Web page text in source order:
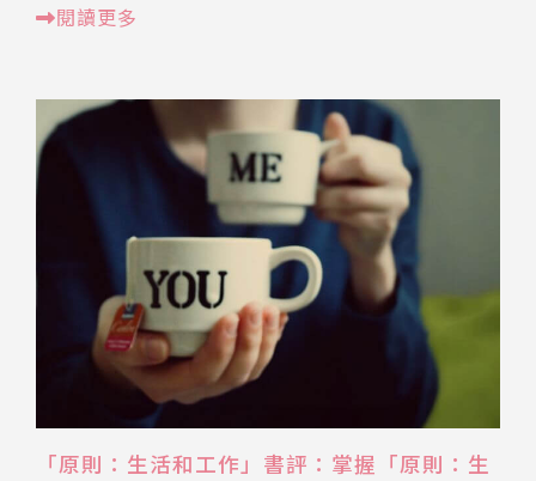
閱讀更多
「原則：生活和工作」書評：掌握「原則：生